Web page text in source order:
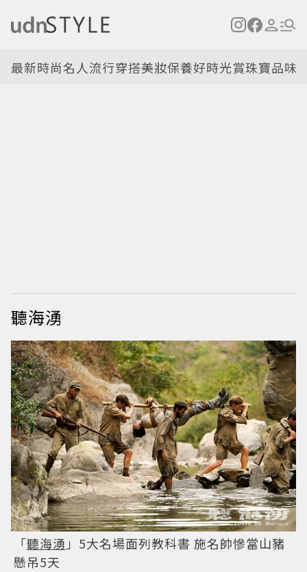
最新時尚名人流行穿搭美妝保養好時光賞珠寶品味
聽海湧
「聽海湧 」5大名場面列教科書 施名帥慘當山豬
懸吊5天